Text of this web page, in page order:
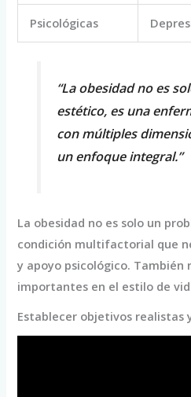
Psicológicas
“La obesidad no es
estético, es una
con múltiples
un enfoque integral.”
La obesidad no es solo un
condición multifactorial que
y apoyo psicológico. También
importantes en el estilo de
Establecer objetivos realistas